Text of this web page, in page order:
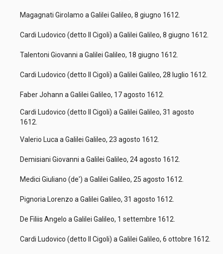
Magagnati Girolamo a Galilei Galileo, 8 giugno 1612.
Cardi Ludovico (detto Il Cigoli) a Galilei Galileo, 8 giugno 1612.
Talentoni Giovanni a Galilei Galileo, 18 giugno 1612.
Cardi Ludovico (detto Il Cigoli) a Galilei Galileo, 28 luglio 1612.
Faber Johann a Galilei Galileo, 17 agosto 1612.
Cardi Ludovico (detto Il Cigoli) a Galilei Galileo, 31 agosto
1612.
Valerio Luca a Galilei Galileo, 23 agosto 1612.
Demisiani Giovanni a Galilei Galileo, 24 agosto 1612.
Medici Giuliano (de') a Galilei Galileo, 25 agosto 1612.
Pignoria Lorenzo a Galilei Galileo, 31 agosto 1612.
De Filiis Angelo a Galilei Galileo, 1 settembre 1612.
Cardi Ludovico (detto Il Cigoli) a Galilei Galileo, 6 ottobre 1612.